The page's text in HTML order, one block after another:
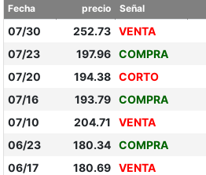
Fecha precio Señal
07/30 252.73 VENTA
07/23
197.96 COMPRA
07/20
194.38 CORTO
07/16
193.79 COMPRA
07/10
204.71 VENTA
06/23
180.34 COMPRA
06/17
180.69 VENTA